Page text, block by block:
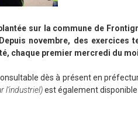
sur la commune de
novembre, des exercices
chaque premier mercredi du
dès à présent en
l’industriel)est également